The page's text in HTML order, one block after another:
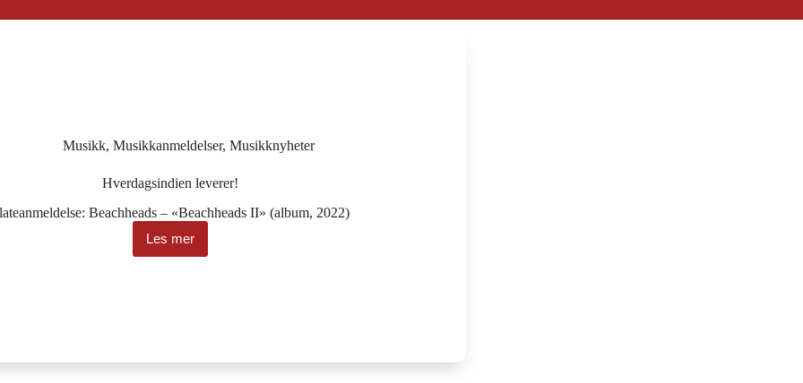
Musikk, Musikkanmeldelser, Musikknyheter
Hverdagsindien leverer!
Beachheads – «Beachheads II» (album, 2022)
Les merHverdagsindien
leverer!